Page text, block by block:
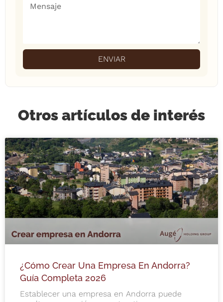
ENVIAR
Otros artículos de interés
¿Cómo Crear Una Empresa En Andorra?
Guía Completa 2026
Establecer una empresa en Andorra puede